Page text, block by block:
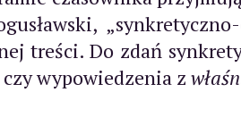
treści. Do zdań
czy wypowiedzenia z